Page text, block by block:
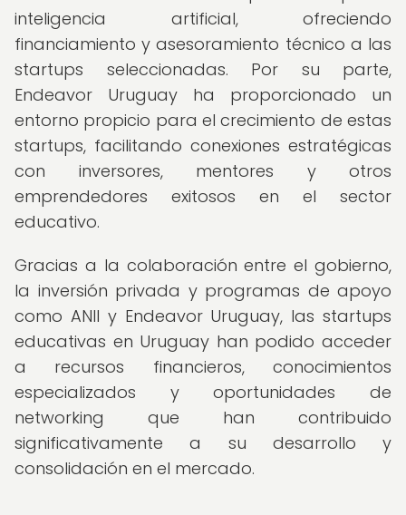
inteligencia artificial, ofreciendo
financiamiento y asesoramiento técnico a las
startups seleccionadas. Por su parte,
Endeavor Uruguay ha proporcionado un
entorno propicio para el crecimiento de estas
startups, facilitando conexiones estratégicas
con inversores, mentores y otros
emprendedores exitosos en el sector
educativo.
Gracias a la colaboración entre el gobierno,
la inversión privada y programas de apoyo
como ANII y Endeavor Uruguay, las startups
educativas en Uruguay han podido acceder
a recursos financieros, conocimientos
especializados y oportunidades de
networking que han contribuido
significativamente a su desarrollo y
consolidación en el mercado.